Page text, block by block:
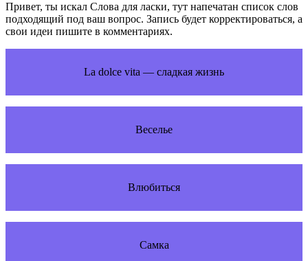
Привет, ты искал Слова для ласки, тут напечатан список слов
подходящий под ваш вопрос. Запись будет корректироваться, а
свои идеи пишите в комментариях.
La dolce vita — сладкая жизнь
Веселье
Влюбиться
Самка